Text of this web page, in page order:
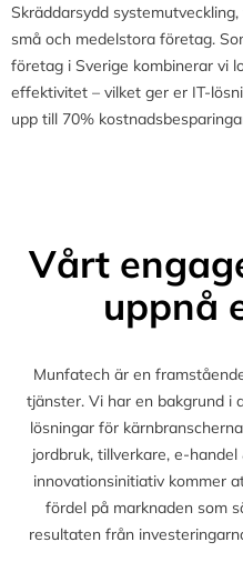
Skräddarsydd
små och medelstora företag.
företag i Sverige kombinerar vi
effektivitet – vilket ger er IT-
upp till 70%
Vårt
uppnå
Munfatech är en
tjänster. Vi har en bakgrund i
lösningar för
jordbruk, tillverkare, e-
innovationsinitiativ kommer
fördel på marknaden som
resultaten från